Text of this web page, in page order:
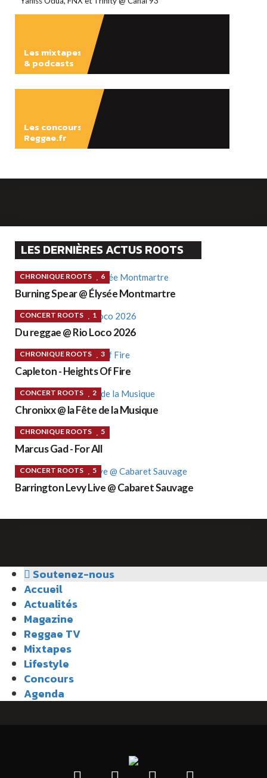
Les mixtapes
& podcasts
Les concours
Reggae.fr
LES DERNIÈRES ACTUS ROOTS
CHRONIQUE ROOTS 6
Burning Spear @ Élysée Montmartre
CONCERT ROOTS 1
Du reggae @ Rio Loco 2026
CHRONIQUE ROOTS 3
Capleton - Heights Of Fire
CONCERT ROOTS 2
Chronixx @ la Fête de la Musique
CHRONIQUE ROOTS 5
Marcus Gad - For All
CONCERT ROOTS 5
Barrington Levy Live @ Cabaret Sauvage
Soutenez-nous
Accueil
Actualités
Magazine
Reggae TV
Mixtapes
Lifestyle
Concours
Agenda